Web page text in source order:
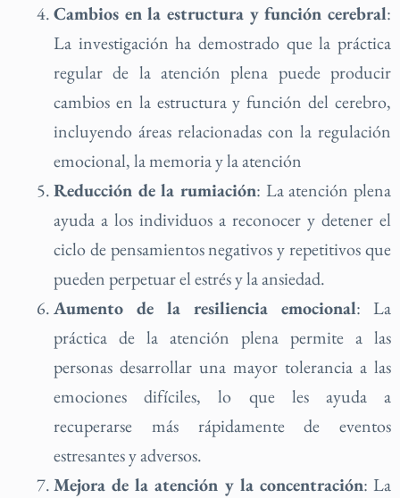
Cambios en la estructura y función cerebral:
La investigación ha demostrado que la práctica
regular de la atención plena puede producir
cambios en la estructura y función del cerebro,
incluyendo áreas relacionadas con la regulación
emocional, la memoria y la atención
Reducción de la rumiación: La atención plena
ayuda a los individuos a reconocer y detener el
ciclo de pensamientos negativos y repetitivos que
pueden perpetuar el estrés y la ansiedad.
Aumento de la resiliencia emocional: La
práctica de la atención plena permite a las
personas desarrollar una mayor tolerancia a las
emociones difíciles, lo que les ayuda a
recuperarse más rápidamente de eventos
estresantes y adversos.
Mejora de la atención y la concentración: La